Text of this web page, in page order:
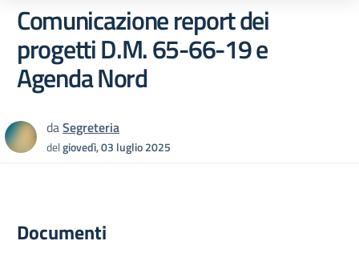
Comunicazione report dei
progetti D.M. 65-66-19 e
Agenda Nord
daSegreteria
delgiovedì, 03 luglio 2025
Documenti